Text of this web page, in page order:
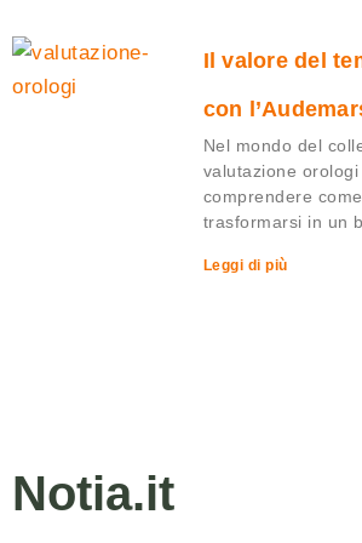
Il valore del
con
Nel mondo del
valutazione
comprendere
trasformarsi in un
Leggi di più
Notia.it